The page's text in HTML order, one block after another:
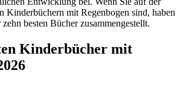
Kinderbüchern mit Regenbogen sind, haben
besten Bücher zusammengestellt.
Kinderbücher mit